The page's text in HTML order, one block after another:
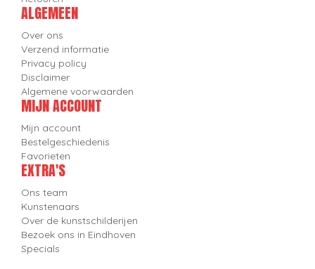
ALGEMEEN
Over ons
Verzend informatie
Privacy policy
Disclaimer
Algemene voorwaarden
MIJN ACCOUNT
Mijn account
Bestelgeschiedenis
Favorieten
EXTRA'S
Ons team
Kunstenaars
Over de kunstschilderijen
Bezoek ons in Eindhoven
Specials